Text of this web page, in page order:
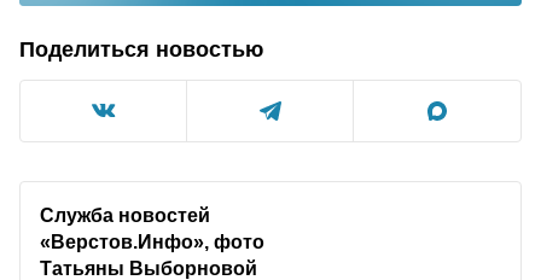
Поделиться новостью
Служба новостей
«Верстов.Инфо», фото
Татьяны Выборновой